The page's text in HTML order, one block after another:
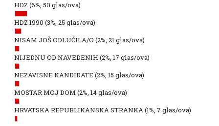
HDZ (6%, 50 glas/ova)
HDZ 1990 (3%, 25 glas/ova)
NISAM JOŠ ODLUČILA/O (2%, 21 glas/ova)
NIJEDNU OD NAVEDENIH (2%, 17 glas/ova)
NEZAVISNE KANDIDATE (2%, 15 glas/ova)
MOSTAR MOJ DOM (2%, 14 glas/ova)
HRVATSKA REPUBLIKANSKA STRANKA(1%, 7 glas/ova)